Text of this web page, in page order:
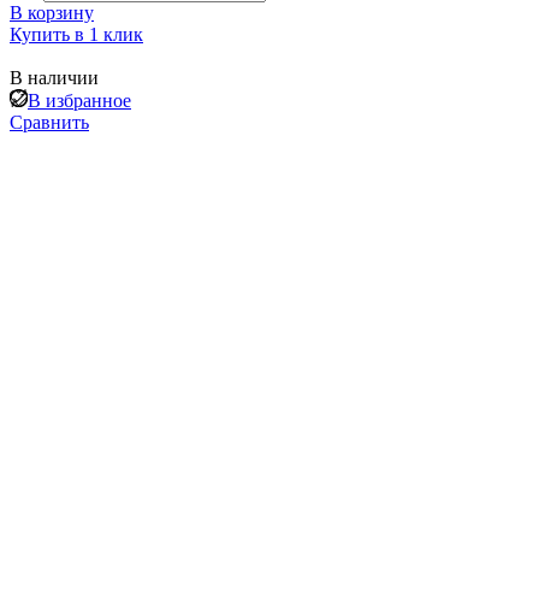
В корзину
Купить в 1 клик
В наличии
В избранное
Сравнить